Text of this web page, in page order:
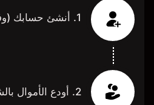
1. أنشئ حسابك (وفقًا لمعايير الأهلية)
2. أودع الأموال بالشروط التي تناسبك